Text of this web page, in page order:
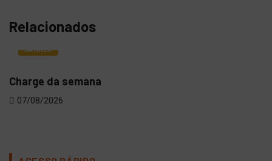
Relacionados
BANNER
Charge da semana
07/08/2026